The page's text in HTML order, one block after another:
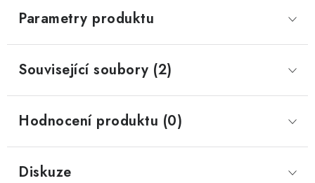
Parametry produktu
Související soubory (2)
Hodnocení produktu (0)
Diskuze